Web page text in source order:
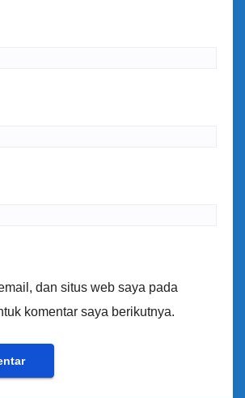
dan situs web saya pada
komentar saya berikutnya.